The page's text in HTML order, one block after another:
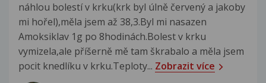
náhlou bolestí v krku(krk byl úlně červený a jakoby
mi hořel),měla jsem až 38,3.Byl mi nasazen
Amoksiklav 1g po 8hodinách.Bolest v krku
vymizela,ale příšerně mě tam škrabalo a měla jsem
pocit knedlíku v krku.Teploty... Zobrazit více